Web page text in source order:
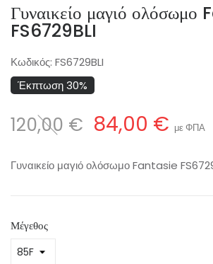
Γυναικείο μαγιό
FS6729BLI
Κωδικός: FS6729BLI
Έκπτωση 30%
120,00 € 84,00 € με ΦΠΑ
Γυναικείο μαγιό ολόσωμο Fantasie
Μέγεθος